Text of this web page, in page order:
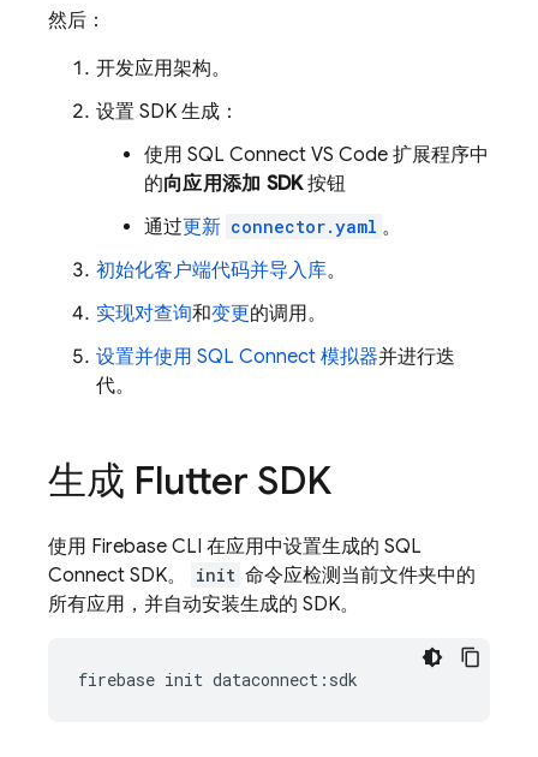
然后：
开发应用架构。
设置 SDK 生成：
使用 SQL Connect VS Code 扩展程序中
的向应用添加 SDK按钮
通过更新 connector.yaml 。
初始化客户端代码并导入库。
实现对查询和变更的调用。
设置并使用 SQL Connect 模拟器并进行迭
代。
生成 Flutter SDK
使用 Firebase CLI 在应用中设置生成的 SQL
Connect SDK。 init 命令应检测当前文件夹中的
所有应用，并自动安装生成的 SDK。
firebase init dataconnect : sdk